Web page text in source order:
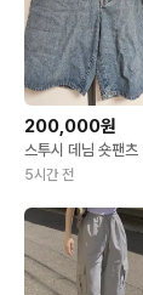
200,000원
스투시 데님 숏팬
5시간 전